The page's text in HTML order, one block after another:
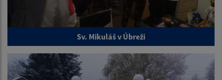
Sv. Mikuláš v Úbreži